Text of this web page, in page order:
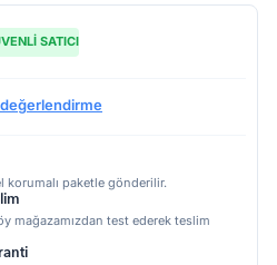
SATICI
korumalı paketle gönderilir.
mağazamızdan test ederek teslim